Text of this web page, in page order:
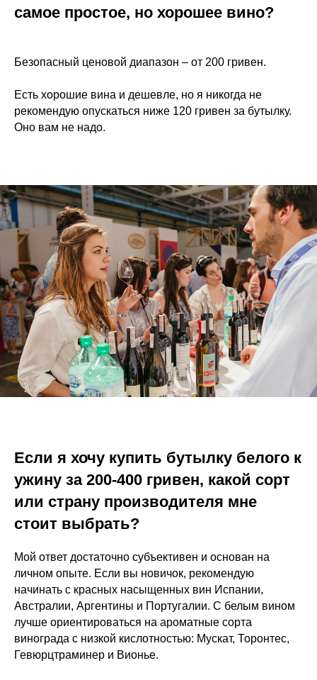
самое простое, но хорошее вино?
Безопасный ценовой диапазон – от 200 гривен.
Есть хорошие вина и дешевле, но я никогда не
рекомендую опускаться ниже 120 гривен за бутылку.
Оно вам не надо.
Если я хочу купить бутылку белого к
ужину за 200-400 гривен, какой сорт
или страну производителя мне
стоит выбрать?
Мой ответ достаточно субъективен и основан на
личном опыте. Если вы новичок, рекомендую
начинать с красных насыщенных вин Испании,
Австралии, Аргентины и Португалии. С белым вином
лучше ориентироваться на ароматные сорта
винограда с низкой кислотностью: Мускат, Торонтес,
Гевюрцтраминер и Вионье.